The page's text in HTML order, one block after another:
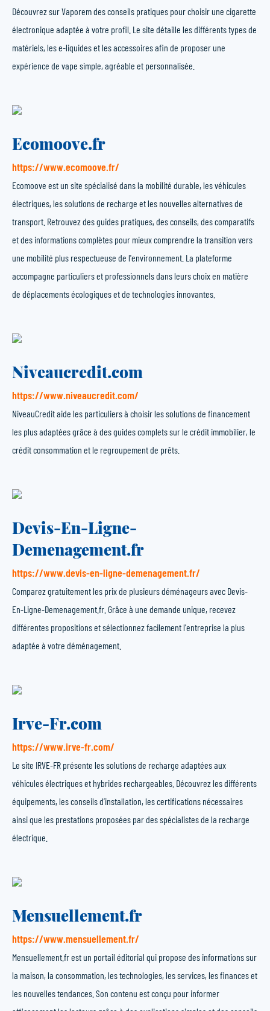
Découvrez sur Vaporem des conseils pratiques pour choisir une cigarette
électronique adaptée à votre profil. Le site détaille les différents types de
matériels, les e-liquides et les accessoires afin de proposer une
expérience de vape simple, agréable et personnalisée.
Ecomoove.fr
https://www.ecomoove.fr/
Ecomoove est un site spécialisé dans la mobilité durable, les véhicules
électriques, les solutions de recharge et les nouvelles alternatives de
transport. Retrouvez des guides pratiques, des conseils, des comparatifs
et des informations complètes pour mieux comprendre la transition vers
une mobilité plus respectueuse de l'environnement. La plateforme
accompagne particuliers et professionnels dans leurs choix en matière
de déplacements écologiques et de technologies innovantes.
Niveaucredit.com
https://www.niveaucredit.com/
NiveauCredit aide les particuliers à choisir les solutions de financement
les plus adaptées grâce à des guides complets sur le crédit immobilier, le
crédit consommation et le regroupement de prêts.
Devis-En-Ligne-
Demenagement.fr
https://www.devis-en-ligne-demenagement.fr/
Comparez gratuitement les prix de plusieurs déménageurs avec Devis-
En-Ligne-Demenagement.fr. Grâce à une demande unique, recevez
différentes propositions et sélectionnez facilement l'entreprise la plus
adaptée à votre déménagement.
Irve-Fr.com
https://www.irve-fr.com/
Le site IRVE-FR présente les solutions de recharge adaptées aux
véhicules électriques et hybrides rechargeables. Découvrez les différents
équipements, les conseils d’installation, les certifications nécessaires
ainsi que les prestations proposées par des spécialistes de la recharge
électrique.
Mensuellement.fr
https://www.mensuellement.fr/
Mensuellement.fr est un portail éditorial qui propose des informations sur
la maison, la consommation, les technologies, les services, les finances et
les nouvelles tendances. Son contenu est conçu pour informer